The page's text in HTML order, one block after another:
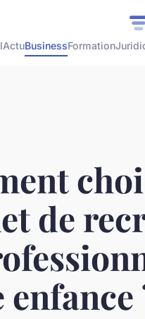
ActuBusinessFormation
de